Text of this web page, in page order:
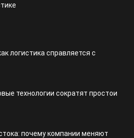
логистика справляется с
технологии сократят простои
почему компании меняют